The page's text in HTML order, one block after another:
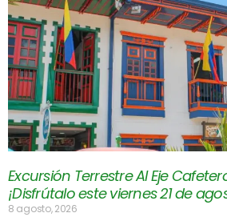
Excursión Terrestre Al Eje
¡Disfrútalo este viernes 21 de
8 agosto, 2026